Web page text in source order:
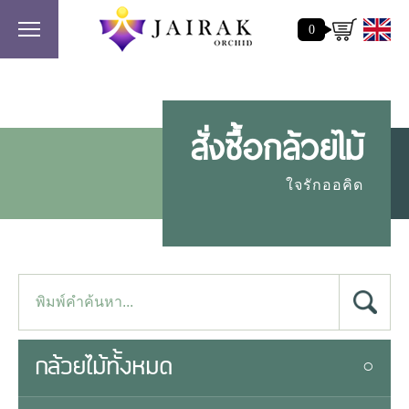
0
สั่งซื้อกล้วยไม้
ใจรักออคิด
กล้วยไม้ทั้งหมด